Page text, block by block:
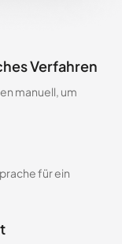
Verfahren
manuell, um
für ein